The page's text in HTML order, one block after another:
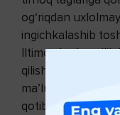
og‘riqdan
ingichkalashib
Iltimos bu
qilishimiz kerak?
ma’lumot bering
qotib qolmasdan